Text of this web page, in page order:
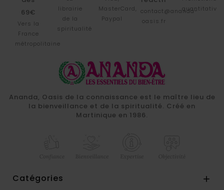
69€
Vers la
France
métropolitaine
librairie
de la
spiritualité
MasterCard,
Paypal
contact@ananda-
oasis.fr
Ananda, Oasis de la connaissance est le maître lieu de
la bienveillance et de la spiritualité. Créé en
Martinique en 1986.
Catégories 